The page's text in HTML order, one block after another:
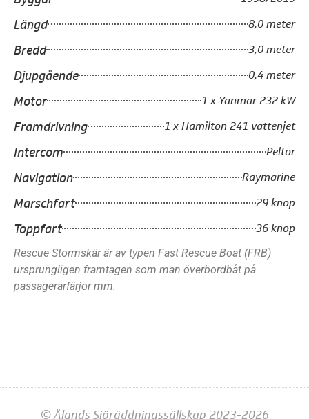
Längd 8,0 meter
Bredd 3,0 meter
Djupgående 0,4 meter
Motor 1 x Yanmar 232 kW
Framdrivning 1 x Hamilton 241 vattenjet
Intercom Peltor
Navigation Raymarine
Marschfart 29 knop
Toppfart
36 knop
Rescue Stormskär är av typen Fast Rescue Boat (FRB)
ursprungligen framtagen som man överbordbåt på
passagerarfärjor mm.
© Ålands Sjöräddningssällskap 2023-2026